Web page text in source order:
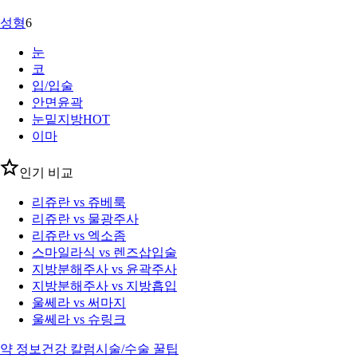
성형6
눈
코
입/입술
안면윤곽
눈밑지방HOT
이마
인기 비교
리쥬란 vs 쥬베룩
리쥬란 vs 물광주사
리쥬란 vs 엑소좀
스마일라식 vs 렌즈삽입술
지방분해주사 vs 윤곽주사
지방분해주사 vs 지방흡입
울쎄라 vs 써마지
울쎄라 vs 슈링크
약 정보 건강 칼럼시술/수술 꿀팁